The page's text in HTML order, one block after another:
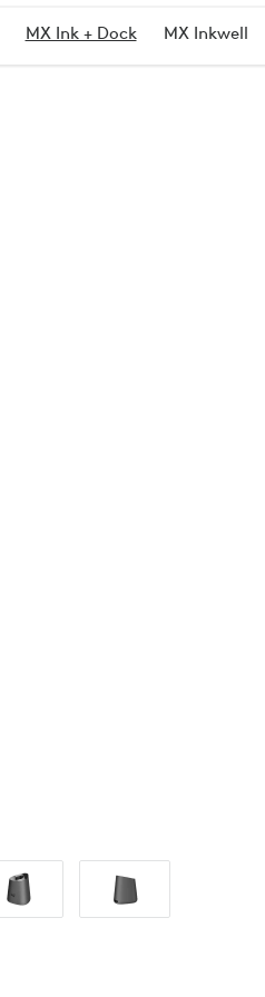
MX Ink + Dock MX Inkwell